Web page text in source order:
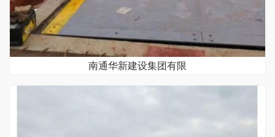
南通华新建设集团有限